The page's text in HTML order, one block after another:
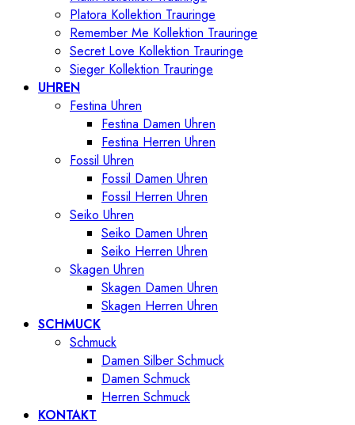
Platora Kollektion Trauringe
Remember Me Kollektion Trauringe
Secret Love Kollektion Trauringe
Sieger Kollektion Trauringe
UHREN
Festina Uhren
Festina Damen Uhren
Festina Herren Uhren
Fossil Uhren
Fossil Damen Uhren
Fossil Herren Uhren
Seiko Uhren
Seiko Damen Uhren
Seiko Herren Uhren
Skagen Uhren
Skagen Damen Uhren
Skagen Herren Uhren
SCHMUCK
Schmuck
Damen Silber Schmuck
Damen Schmuck
Herren Schmuck
KONTAKT